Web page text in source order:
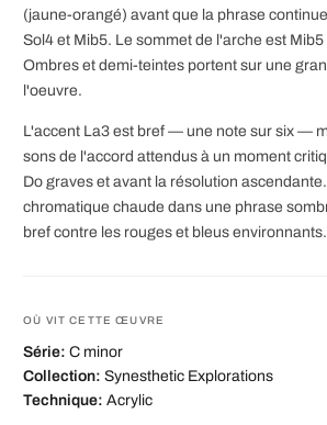
(jaune-orangé) avant que la phrase
Sol4 et Mib5. Le sommet de l'arche est
Ombres et demi-teintes portent sur une
l'oeuvre.
L'accent La3 est bref — une note sur six —
sons de l'accord attendus à un moment
Do graves et avant la résolution
chromatique chaude dans une phrase
bref contre les rouges et bleus environnants.
OÙ VIT CETTE ŒUVRE
Série: C minor
Collection: Synesthetic Explorations
Technique: Acrylic